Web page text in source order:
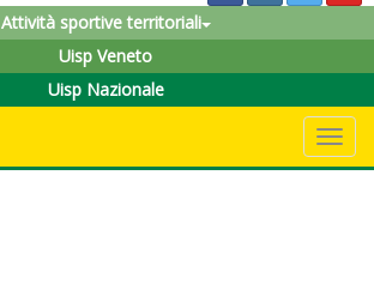
Attività sportive territoriali
Uisp Veneto
Uisp Nazionale